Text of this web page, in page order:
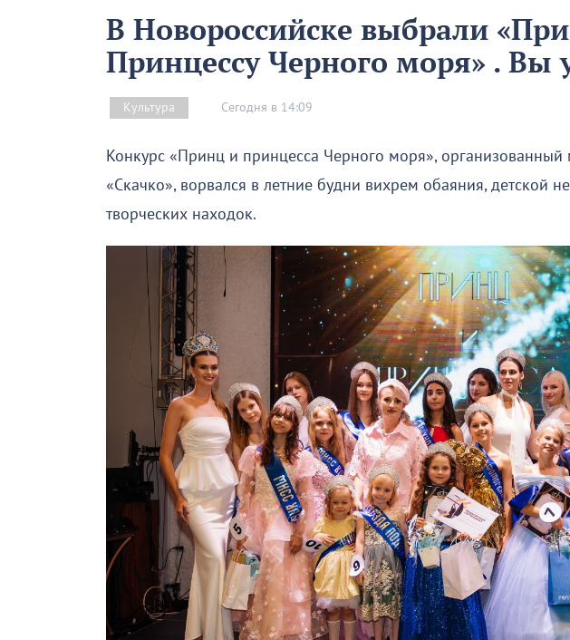
В Новороссийске выбрали
Принцессу Черного моря» . Вы
Культура Сегодня в 14:09
Конкурс «Принц и принцесса Черного моря», организованный
«Скачко», ворвался в летние будни вихрем обаяния, детской
творческих находок.